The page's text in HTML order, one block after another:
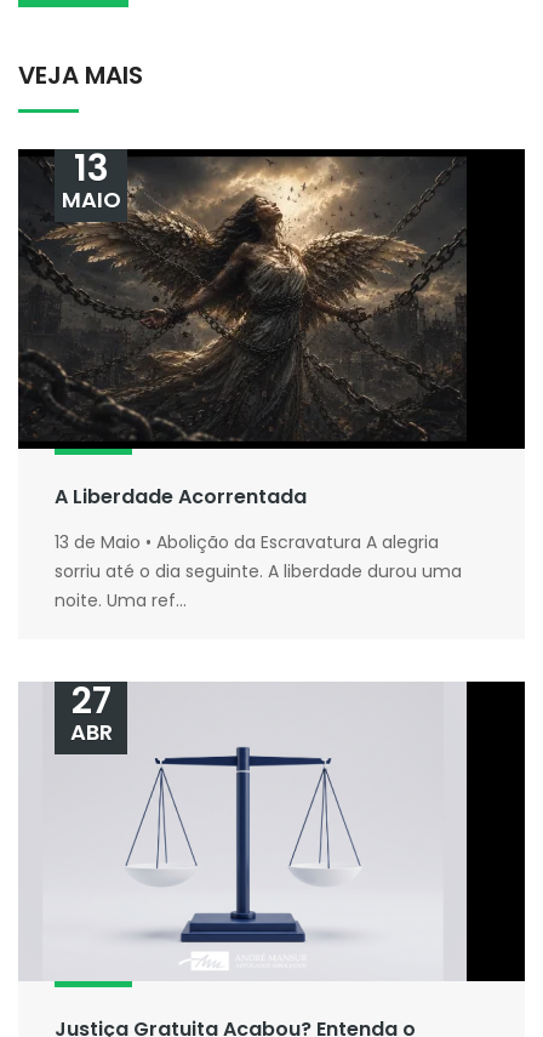
VEJA MAIS
A Liberdade Acorrentada
13
MAIO
13 de Maio • Abolição da Escravatura A alegria
sorriu até o dia seguinte. A liberdade durou uma
noite. Uma ref...
Justiça Gratuita Acabou? Entenda o
27
ABR